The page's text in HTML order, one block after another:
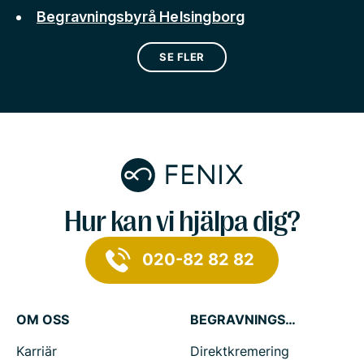
Begravningsbyrå Helsingborg
SE FLER
Hur kan vi hjälpa dig?
020-82 82 82
OM OSS
Karriär
BEGRAVNINGSTJÄNSTER
Direktkremering